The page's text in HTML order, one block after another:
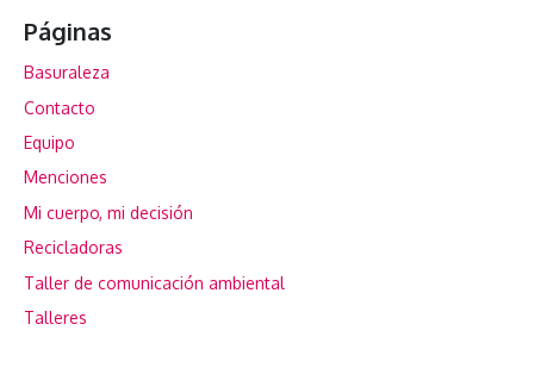
Páginas
Basuraleza
Contacto
Equipo
Menciones
Mi cuerpo, mi decisión
Recicladoras
Taller de comunicación ambiental
Talleres